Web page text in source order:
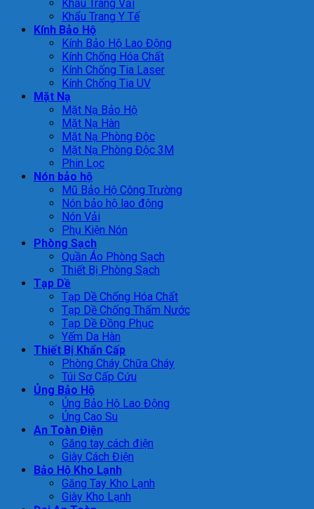
Khẩu Trang Vải
Khẩu Trang Y Tế
Kính Bảo Hộ
Kính Bảo Hộ Lao Động
Kính Chống Hóa Chất
Kính Chống Tia Laser
Kính Chống Tia UV
Mặt Nạ
Mặt Nạ Bảo Hộ
Mặt Nạ Hàn
Mặt Nạ Phòng Độc
Mặt Nạ Phòng Độc 3M
Phin Lọc
Nón bảo hộ
Mũ Bảo Hộ Công Trường
Nón bảo hộ lao động
Nón Vải
Phụ Kiện Nón
Phòng Sạch
Quần Áo Phòng Sạch
Thiết Bị Phòng Sạch
Tạp Dề
Tạp Dề Chống Hóa Chất
Tạp Dề Chống Thấm Nước
Tạp Dề Đồng Phục
Yếm Da Hàn
Thiết Bị Khẩn Cấp
Phòng Cháy Chữa Cháy
Túi Sơ Cấp Cứu
Ủng Bảo Hộ
Ủng Bảo Hộ Lao Động
Ủng Cao Su
An Toàn Điện
Găng tay cách điện
Giày Cách Điện
Bảo Hộ Kho Lạnh
Găng Tay Kho Lạnh
Giày Kho Lạnh